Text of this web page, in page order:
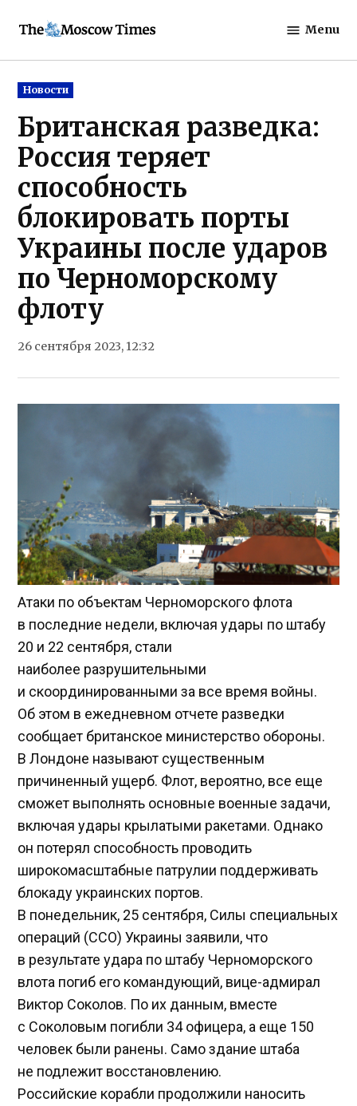
Moscow
Menu
Posted
in
Новости
Британская разведка:
Россия теряет
способность
блокировать порты
Украины после ударов
по Черноморскому
флоту
26 сентября 2023, 12:32
Атаки по объектам Черноморского флота
в последние недели, включая удары по штабу
20 и 22 сентября, стали
наиболее разрушительными
и скоординированными за все время войны.
Об этом в ежедневном отчете разведки
сообщает британское министерство обороны.
В Лондоне называют существенным
причиненный ущерб. Флот, вероятно, все еще
сможет выполнять основные военные задачи,
включая удары крылатыми ракетами. Однако
он потерял способность проводить
широкомасштабные патрулии поддерживать
блокаду украинских портов.
В понедельник, 25 сентября, Силы специальных
операций (ССО) Украины заявили, что
в результате удара по штабу Черноморского
влота погиб его командующий, вице-адмирал
Виктор Соколов. По их данным, вместе
с Соколовым погибли 34 офицера, а еще 150
человек были ранены. Само здание штаба
не подлежит восстановлению.
Российские корабли продолжили наносить